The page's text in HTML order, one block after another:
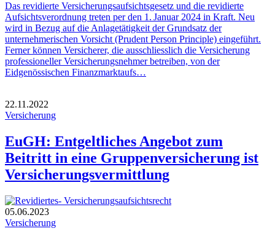
Das revidierte Versicherungsaufsichtsgesetz und die revidierte
Aufsichtsverordnung treten per den 1. Januar 2024 in Kraft. Neu
wird in Bezug auf die Anlagetätigkeit der Grundsatz der
unternehmerischen Vorsicht (Prudent Person Principle) eingeführt.
Ferner können Versicherer, die ausschliesslich die Versicherung
professioneller Versicherungsnehmer betreiben, von der
Eidgenössischen Finanzmarktaufs…
22.11.2022
Versicherung
EuGH: Entgeltliches Angebot zum
Beitritt in eine Gruppenversicherung ist
Versicherungsvermittlung
05.06.2023
Versicherung